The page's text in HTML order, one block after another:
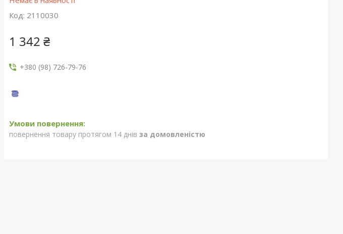
Код: 2110030
1 342 ₴
+380 (98) 726-79-76
повернення товару протягом 14 днів за домовленістю